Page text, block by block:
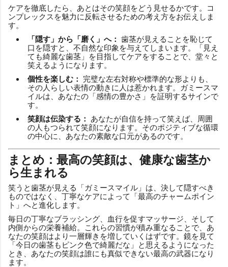
ケアを徹底したら、あとはその笑顔をどう見せるかです。コ
ンプレックスを魅力に反転させるための考え方をお伝えしま
す。
「隠す」から「磨く」へ： 歯茎が見えることを恥じて
口を隠すと、不自然な印象を与えてしまいます。「見え
ても綺麗な歯茎」を目指してケアをすることで、堂々と
笑えるようになります。
個性を楽しむ：
完璧な左右対称や標準的な形よりも、
その人らしい表情の動きに人は惹かれます。ガミースマ
イルは、あなたの「感情の豊かさ」を証明するサインで
す。
笑顔は伝染する：
あなたが自信を持って笑えば、周囲
の人もつられて笑顔になります。そのポジティブな循環
の中心に、あなたの素敵な口元があるのです。
まとめ：最高の笑顔は、健康な歯茎か
ら生まれる
笑うと歯茎が見える「ガミースマイル」は、決して隠すべき
ものではなく、丁寧なケアによって「最高のチャームポイン
ト」へと進化します。
毎日の丁寧なブラッシング、血行を促すマッサージ、そして
内側からの栄養補給。これらの習慣が積み重なることで、あ
なたの笑顔はより一層輝きを増していくはずです。鏡を見て
「今日の歯茎もピンク色で綺麗だな」と思えるようになった
とき、あなたの笑顔は誰にも真似できない最高の武器になり
ます。